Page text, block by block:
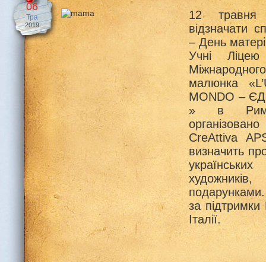
06
Тра
2019
12 травня
відзначати
– День
Учні
малюнка
MONDO –
» в
CreAttiva
визначить
за
Італії.